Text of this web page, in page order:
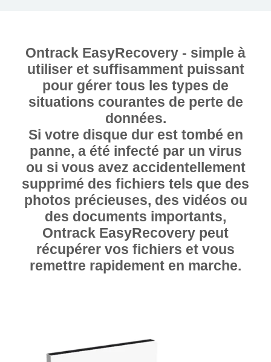
Ontrack EasyRecovery - simple à
utiliser et suffisamment puissant
pour gérer tous les types de
situations courantes de perte de
données.
Si votre disque dur est tombé en
panne, a été infecté par un virus
ou si vous avez accidentellement
supprimé des fichiers tels que des
photos précieuses, des vidéos ou
des documents importants,
Ontrack EasyRecovery peut
récupérer vos fichiers et vous
remettre rapidement en marche.